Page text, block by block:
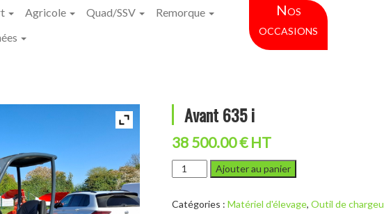
Agricole Quad/SSV
Remorque
Nos
occasions
Avant 635 i
38 500.00 € HT
quantité
de
635
Ajouter au panier
Catégories : Matériel d'élevage, Outil de